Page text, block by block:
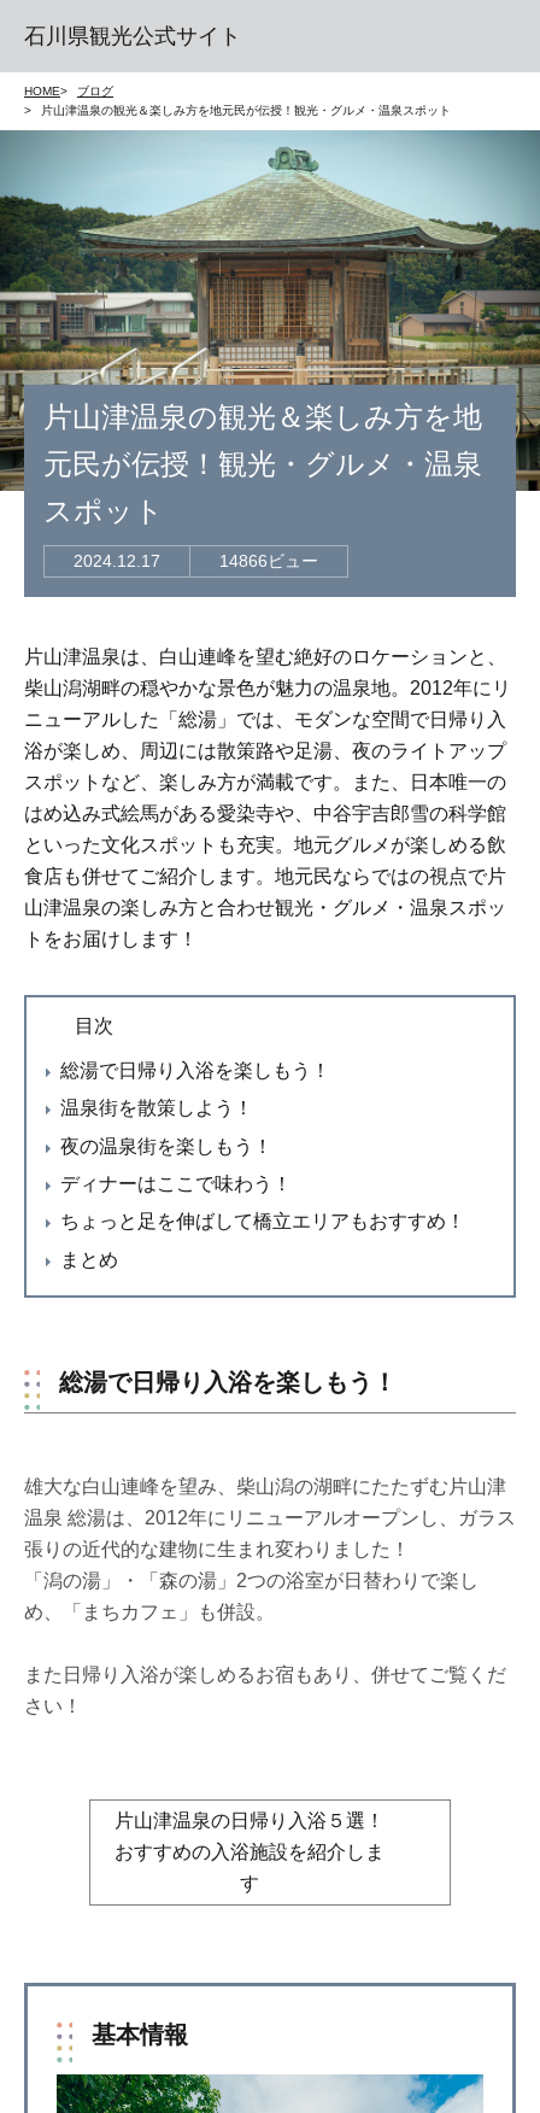
石川県観光公式サイト
HOME
ブログ
片山津温泉の観光＆楽しみ方を地元民が伝授！観光・グルメ・温泉スポット
片山津温泉の観光＆楽しみ方を地
元民が伝授！観光・グルメ・温泉
スポット
2024.12.17 14866ビュー
片山津温泉は、白山連峰を望む絶好のロケーションと、
柴山潟湖畔の穏やかな景色が魅力の温泉地。2012年にリ
ニューアルした「総湯」では、モダンな空間で日帰り入
浴が楽しめ、周辺には散策路や足湯、夜のライトアップ
スポットなど、楽しみ方が満載です。また、日本唯一の
はめ込み式絵馬がある愛染寺や、中谷宇吉郎雪の科学館
といった文化スポットも充実。地元グルメが楽しめる飲
食店も併せてご紹介します。地元民ならではの視点で片
山津温泉の楽しみ方と合わせ観光・グルメ・温泉スポッ
トをお届けします！
目次
総湯で日帰り入浴を楽しもう！
温泉街を散策しよう！
夜の温泉街を楽しもう！
ディナーはここで味わう！
ちょっと足を伸ばして橋立エリアもおすすめ！
まとめ
総湯で日帰り入浴を楽しもう！
雄大な白山連峰を望み、柴山潟の湖畔にたたずむ片山津
温泉 総湯は、2012年にリニューアルオープンし、ガラス
張りの近代的な建物に生まれ変わりました！
「潟の湯」・「森の湯」2つの浴室が日替わりで楽し
め、「まちカフェ」も併設。
また日帰り入浴が楽しめるお宿もあり、併せてご覧くだ
さい！
片山津温泉の日帰り入浴５選！
おすすめの入浴施設を紹介しま
す
基本情報